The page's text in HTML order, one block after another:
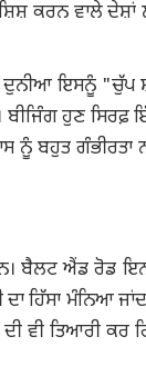
ਕਰਨ ਵਾਲੇ
ਦੁਨੀਆ ਇਸਨੂੰ "ਚੁੱਪ
ਹੁਣ ਸਿਰਫ਼
ਨੂੰ ਬਹੁਤ ਗੰਭੀਰਤਾ
ਬੈਲਟ ਐਂਡ ਰੋਡ
ਹਿੱਸਾ ਮੰਨਿਆ
ਵੀ ਤਿਆਰੀ ਕਰ